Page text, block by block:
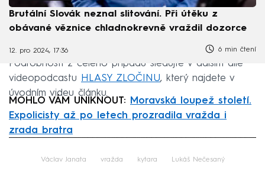
Brutální Slovák neznal slitování. Při útěku z
obávané věznice chladnokrevně vraždil dozorce
12. pro 2024, 17:36 6 min čtení
Podrobnosti z celého případu sledujte v dalším díle
videopodcastu HLASY ZLOČINU, který najdete v
úvodním videu článku.
MOHLO VÁM UNIKNOUT: Moravská loupež století.
Expolicisty až po letech prozradila vražda i
zrada bratra
Václav Janata vražda kytara Lukáš Nečesaný